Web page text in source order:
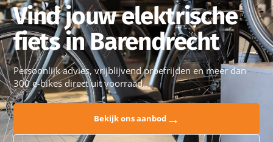
Vind jouw elektrische
fiets in Barendrecht
Persoonlijk advies, vrijblijvend proefrijden en meer dan
300 e-bikes direct uit voorraad.
Bekijk ons aanbod→